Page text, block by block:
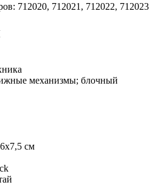
712020, 712021, 712022, 712023
механизмы; блочный
см